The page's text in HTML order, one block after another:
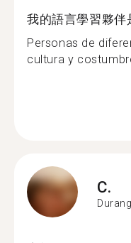
我的語言學習夥伴
Personas de
cultura y
C.